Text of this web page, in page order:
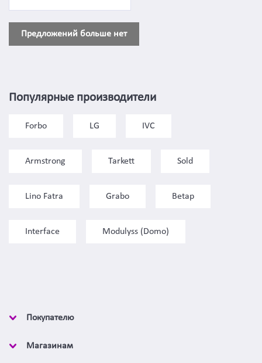
Предложений больше нет
Популярные производители
Forbo LG IVC
Armstrong Tarkett Sold
Lino Fatra Grabo Betap
Interface Modulyss (Domo)
Покупателю
Магазинам